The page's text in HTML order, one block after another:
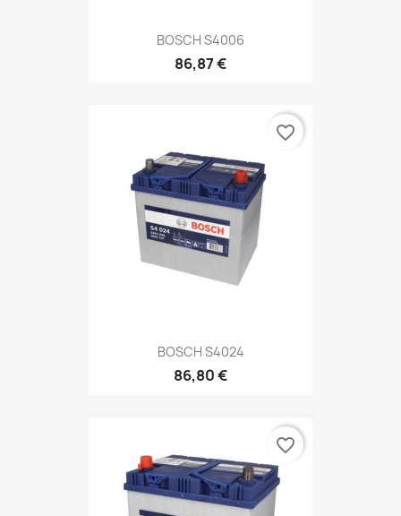
BOSCH S4006
86,87 €
BOSCH S4024
86,80 €
favorite_border
favorite_border